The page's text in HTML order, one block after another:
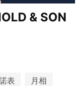
& SON
表 月相